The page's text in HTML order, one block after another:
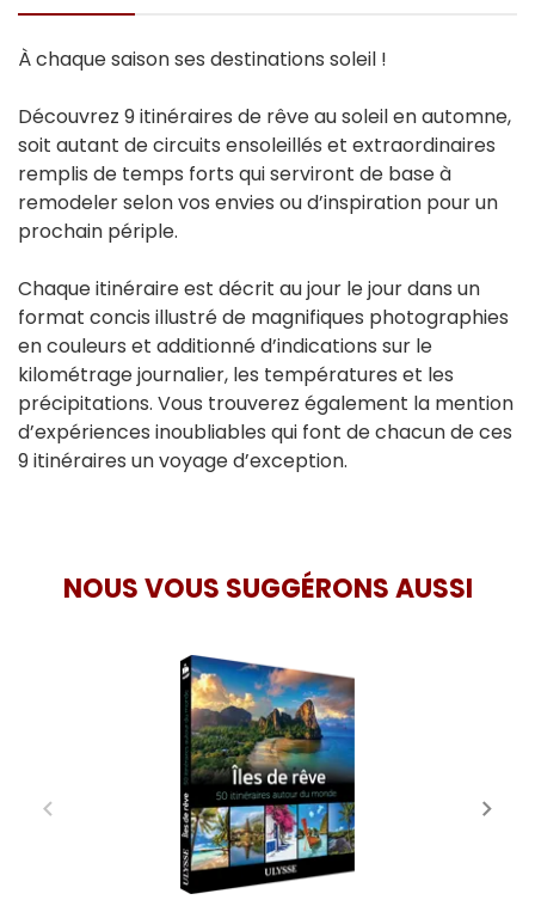
À chaque saison ses destinations soleil !
Découvrez 9 itinéraires de rêve au soleil en automne,
soit autant de circuits ensoleillés et extraordinaires
remplis de temps forts qui serviront de base à
remodeler selon vos envies ou d’inspiration pour un
prochain périple.
Chaque itinéraire est décrit au jour le jour dans un
format concis illustré de magnifiques photographies
en couleurs et additionné d’indications sur le
kilométrage journalier, les températures et les
précipitations. Vous trouverez également la mention
d’expériences inoubliables qui font de chacun de ces
9 itinéraires un voyage d’exception.
NOUS VOUS SUGGÉRONS AUSSI